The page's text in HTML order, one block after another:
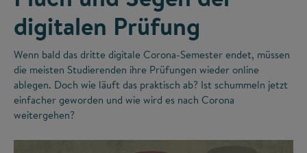
digitalen Prüfung
Wenn bald das dritte digitale Corona-Semester endet, müssen
die meisten Studierenden ihre Prüfungen wieder online
ablegen. Doch wie läuft das praktisch ab? Ist schummeln jetzt
einfacher geworden und wie wird es nach Corona
weitergehen?